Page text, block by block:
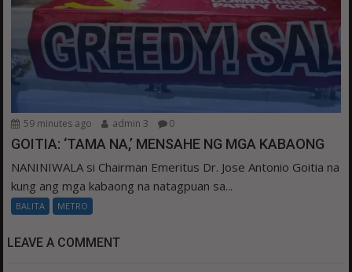
59 minutes ago admin 3 0
GOITIA: ‘TAMA NA,’ MENSAHE NG MGA KABAONG
NANINIWALA si Chairman Emeritus Dr. Jose Antonio Goitia na
kung ang mga kabaong na natagpuan sa...
BALITA METRO
LEAVE A COMMENT